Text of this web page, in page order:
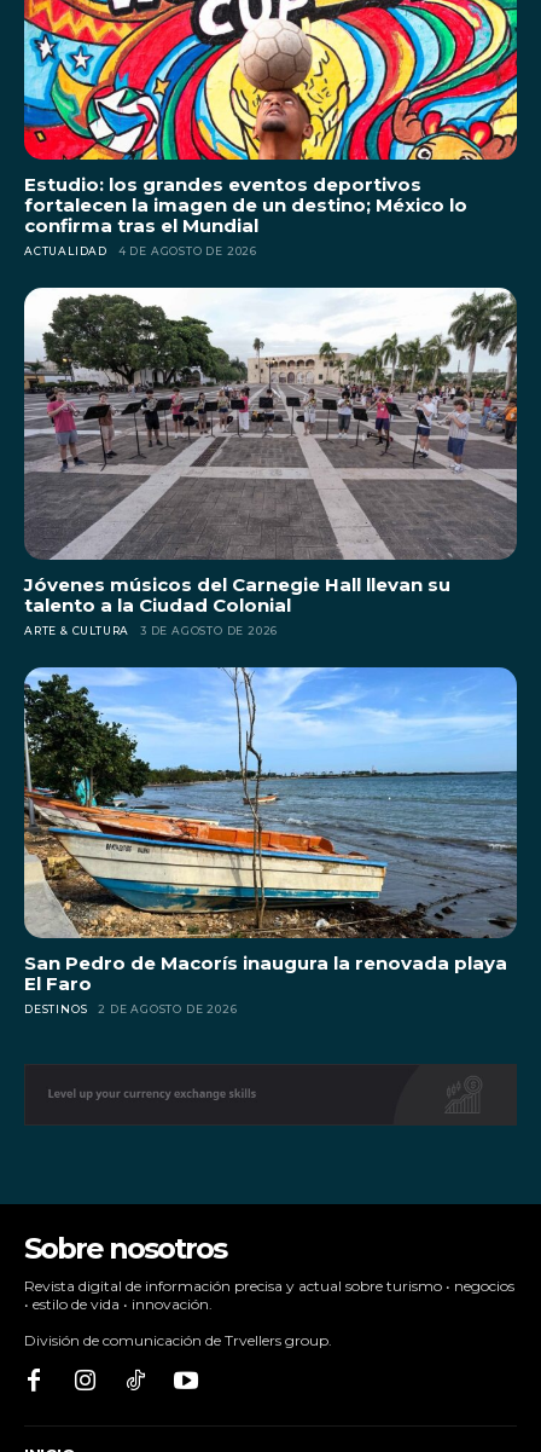
Estudio: los grandes eventos deportivos
fortalecen la imagen de un destino; México lo
confirma tras el Mundial
ACTUALIDAD 4 DE AGOSTO DE 2026
Jóvenes músicos del Carnegie Hall llevan su
talento a la Ciudad Colonial
ARTE & CULTURA 3 DE AGOSTO DE 2026
San Pedro de Macorís inaugura la renovada playa
El Faro
DESTINOS 2 DE AGOSTO DE 2026
Sobre nosotros
Revista digital de información precisa y actual sobre turismo • negocios
• estilo de vida • innovación.
División de comunicación de Trvellers group.